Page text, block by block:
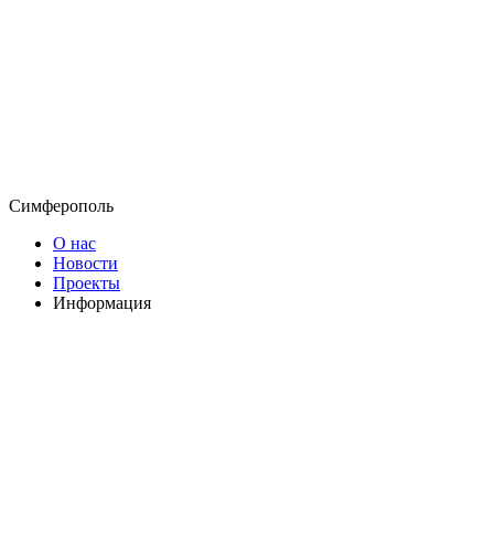
Симферополь
О нас
Новости
Проекты
Информация